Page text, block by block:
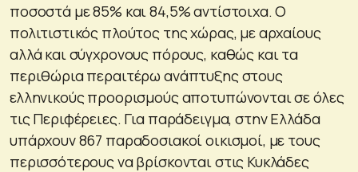
ποσοστά με 85% και 84,5% αντίστοιχα. Ο
πολιτιστικός πλούτος της χώρας, με αρχαίους
αλλά και σύγχρονους πόρους, καθώς και τα
περιθώρια περαιτέρω ανάπτυξης στους
ελληνικούς προορισμούς αποτυπώνονται σε όλες
τις Περιφέρειες. Για παράδειγμα, στην Ελλάδα
υπάρχουν 867 παραδοσιακοί οικισμοί, με τους
περισσότερους να βρίσκονται στις Κυκλάδες